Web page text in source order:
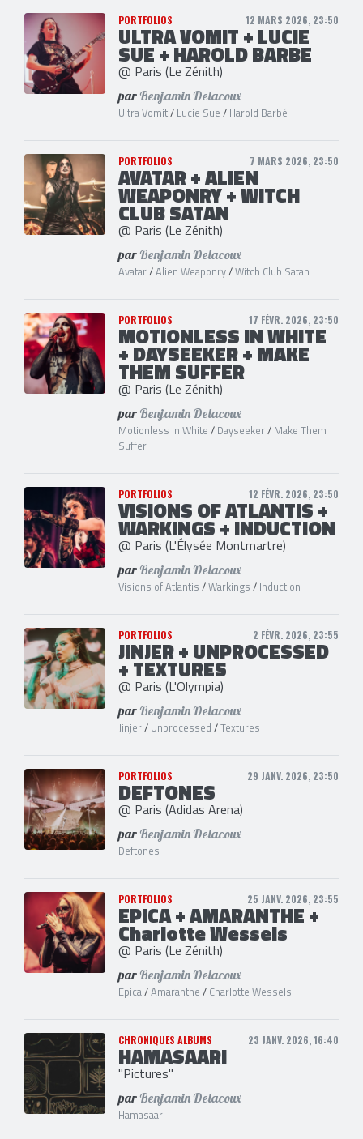
PORTFOLIOS 12 MARS 2026, 23:50
ULTRA VOMIT + LUCIE
SUE + HAROLD BARBE
@ Paris (Le Zénith)
par Benjamin Delacoux
Ultra Vomit/ Lucie Sue / Harold Barbé
PORTFOLIOS 7 MARS 2026, 23:50
AVATAR + ALIEN
WEAPONRY + WITCH
CLUB SATAN
@ Paris (Le Zénith)
par Benjamin Delacoux
Avatar/Alien Weaponry/Witch Club Satan
PORTFOLIOS 17 FÉVR. 2026, 23:50
MOTIONLESS IN WHITE
+ DAYSEEKER + MAKE
THEM SUFFER
@ Paris (Le Zénith)
par Benjamin Delacoux
Motionless In White / Dayseeker/ Make Them
Suffer
PORTFOLIOS 12 FÉVR. 2026, 23:50
VISIONS OF ATLANTIS +
WARKINGS + INDUCTION
@ Paris (L'Élysée Montmartre)
par Benjamin Delacoux
Visions of Atlantis /Warkings / Induction
PORTFOLIOS 2 FÉVR. 2026, 23:55
JINJER + UNPROCESSED
+ TEXTURES
@ Paris (L'Olympia)
par Benjamin Delacoux
Jinjer/ Unprocessed /Textures
PORTFOLIOS 29 JANV. 2026, 23:50
DEFTONES
@ Paris (Adidas Arena)
par Benjamin Delacoux
Deftones
PORTFOLIOS 25 JANV. 2026, 23:55
EPICA + AMARANTHE +
Charlotte Wessels
@ Paris (Le Zénith)
par Benjamin Delacoux
Epica/Amaranthe / Charlotte Wessels
CHRONIQUES ALBUMS 23 JANV. 2026, 16:40
HAMASAARI
"Pictures"
par Benjamin Delacoux
Hamasaari